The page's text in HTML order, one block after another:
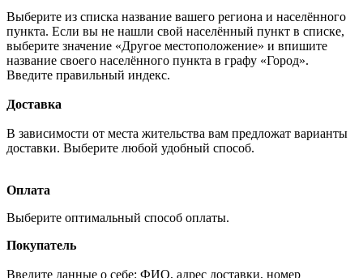
Выберите из списка название вашего региона и населённого
пункта. Если вы не нашли свой населённый пункт в списке,
выберите значение «Другое местоположение» и впишите
название своего населённого пункта в графу «Город».
Введите правильный индекс.
Доставка
В зависимости от места жительства вам предложат варианты
доставки. Выберите любой удобный способ.
Оплата
Выберите оптимальный способ оплаты.
Покупатель
Введите данные о себе: ФИО, адрес доставки, номер